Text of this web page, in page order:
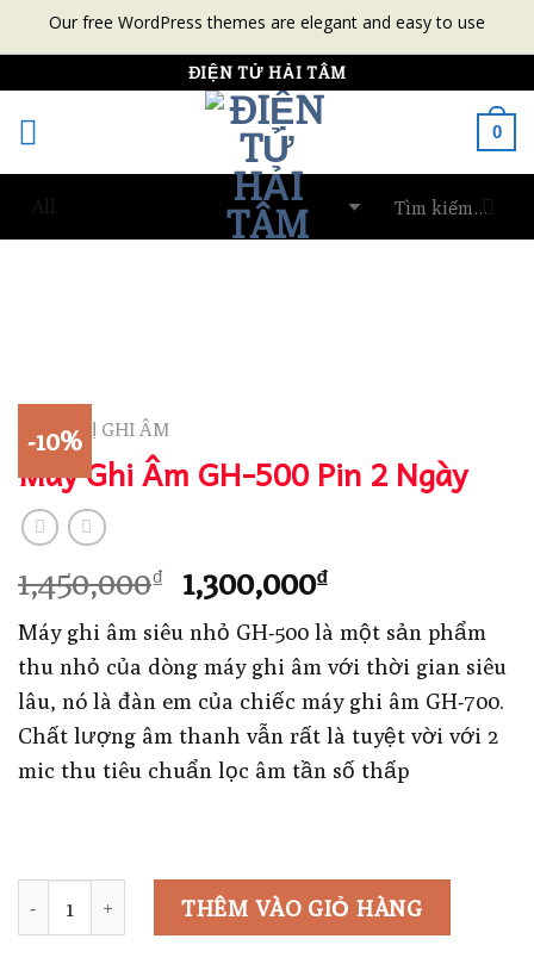
content
ĐIỆN TỬ HẢI TÂM
0
-10%
THIẾT BỊ GHI ÂM
Máy Ghi Âm GH-500 Pin 2 Ngày
1,450,000₫
Giá
gốc
là:
1,450,000₫.
1,300,000₫
hiện
tại
là:
1,300,000₫.
Máy ghi âm siêu nhỏ GH-500 là một sản phẩm
thu nhỏ của dòng máy ghi âm với thời gian siêu
lâu, nó là đàn em của chiếc máy ghi âm GH-700.
Chất lượng âm thanh vẫn rất là tuyệt vời với 2
mic thu tiêu chuẩn lọc âm tần số thấp
THÊM VÀO GIỎ HÀNG
Our free WordPress themes are elegant and easy to use